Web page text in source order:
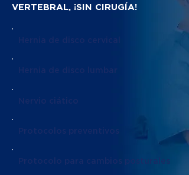
VERTEBRAL, ¡SIN CIRUGÍA!
Hernia de disco cervical
Hernia de disco lumbar
Nervio ciático
Protocolos preventivos
Protocolo para cambios posturales